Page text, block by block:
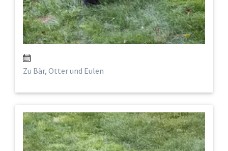
Zu Bär, Otter und Eulen